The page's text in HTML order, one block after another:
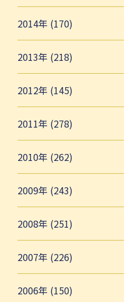
2014年 (170)
2013年 (218)
2012年 (145)
2011年 (278)
2010年 (262)
2009年 (243)
2008年 (251)
2007年 (226)
2006年 (150)